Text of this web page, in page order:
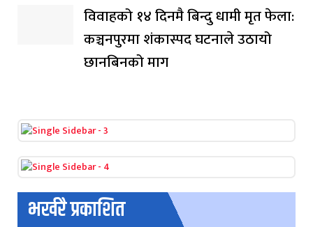
विवाहको १४ दिनमै बिन्दु धामी मृत फेला:
कञ्चनपुरमा शंकास्पद घटनाले उठायो
छानबिनको माग
भर्खरै प्रकाशित